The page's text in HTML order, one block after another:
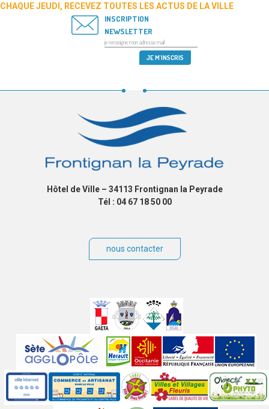
CHAQUE JEUDI, RECEVEZ TOUTES LES ACTUS DE LA VILLE
INSCRIPTION
NEWSLETTER
Hôtel de Ville – 34113 Frontignan la Peyrade
Tél : 04 67 18 50 00
nous contacter
partenaires
Labels